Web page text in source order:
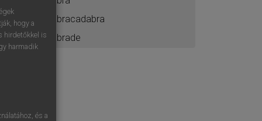
abracadabra
abrade
hogy a
hirdetőkkel is
harmadik
és a